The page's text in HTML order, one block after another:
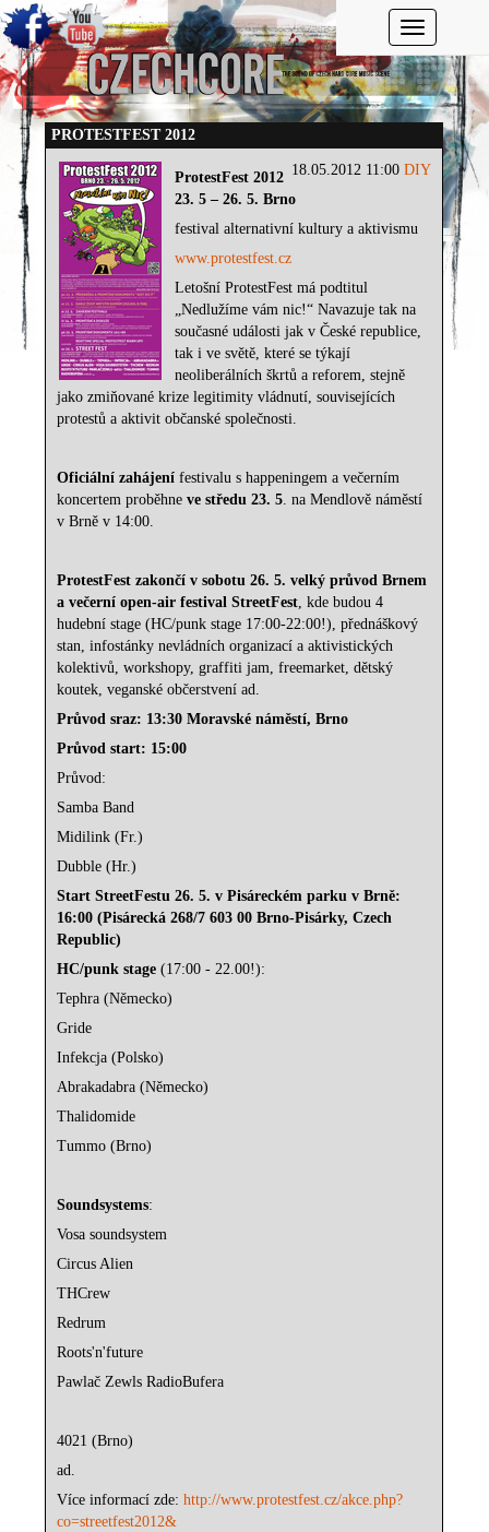
Toggle
PROTESTFEST 2012
18.05.2012 11:00DIY
ProtestFest 2012
23. 5 – 26. 5. Brno
festival alternativní kultury a aktivismu
www.protestfest.cz
Letošní ProtestFest má podtitul
„Nedlužíme vám nic!“ Navazuje tak na
současné události jak v České republice,
tak i ve světě, které se týkají
neoliberálních škrtů a reforem, stejně
jako zmiňované krize legitimity vládnutí, souvisejících
protestů a aktivit občanské společnosti.
Oficiální zahájení festivalu s happeningem a večerním
koncertem proběhneve středu 23. 5. na Mendlově náměstí
v Brně v 14:00.
ProtestFest zakončí v sobotu 26. 5. velký průvod Brnem
a večerní open-air festival StreetFest, kde budou 4
hudební stage (HC/punk stage 17:00-22:00!), přednáškový
stan, infostánky nevládních organizací a aktivistických
kolektivů, workshopy, graffiti jam, freemarket, dětský
koutek, veganské občerstvení ad.
Průvod sraz: 13:30 Moravské náměstí, Brno
Průvod start: 15:00
Průvod:
Samba Band
Midilink (Fr.)
Dubble (Hr.)
Start StreetFestu 26. 5. v Pisáreckém parku v Brně:
16:00 (Pisárecká 268/7 603 00 Brno-Pisárky, Czech
Republic)
HC/punk stage (17:00 - 22.00!):
Tephra (Německo)
Gride
Infekcja (Polsko)
Abrakadabra (Německo)
Thalidomide
Tummo (Brno)
Soundsystems:
Vosa soundsystem
Circus Alien
THCrew
Redrum
Roots'n'future
Pawlač Zewls RadioBufera
4021 (Brno)
ad.
Více informací zde:http://www.protestfest.cz/akce.php?
co=streetfest2012&